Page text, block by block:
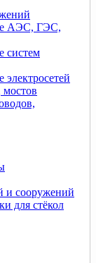
АЭС, ГЭС,
систем
мостов
и сооружений
для стёкол